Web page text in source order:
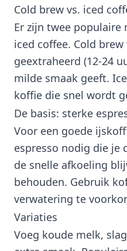
Cold brew vs. iced
Er zijn twee populaire
iced coffee. Cold
geextraheerd (12-24
milde smaak geeft.
koffie die snel wordt
De basis: sterke
Voor een goede
espresso nodig die je
de snelle afkoeling
behouden. Gebruik
verwatering te
Variaties
Voeg koude melk,